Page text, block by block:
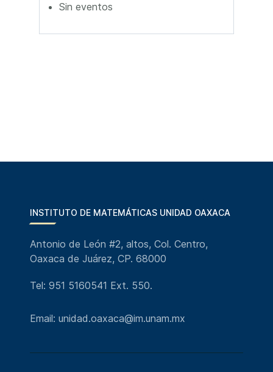
Sin eventos
INSTITUTO DE MATEMÁTICAS UNIDAD OAXACA
Antonio de León #2, altos, Col. Centro,
Oaxaca de Juárez, CP. 68000
Tel: 951 5160541 Ext. 550.
Email: unidad.oaxaca@im.unam.mx